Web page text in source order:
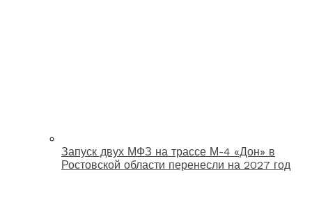
Запуск двух МФЗ на трассе М-4 «Дон» в
Ростовской области перенесли на 2027 год